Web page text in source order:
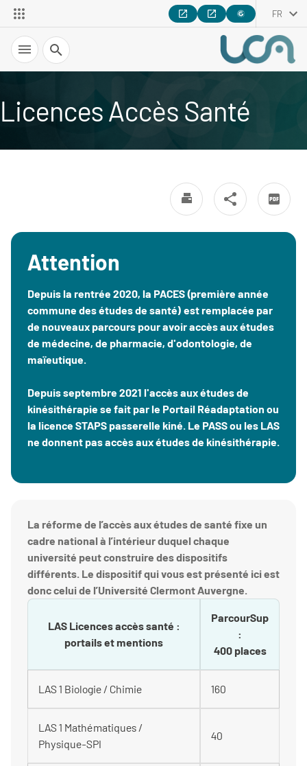
FR
Recherche
Licences Accès Santé
Attention
Depuis la rentrée 2020, la PACES (première année
commune des études de santé) est remplacée par
de nouveaux parcours pour avoir accès aux études
de médecine, de pharmacie, d'odontologie, de
maïeutique.
Depuis septembre 2021 l'accès aux études de
kinésithérapie se fait par le Portail Réadaptation ou
la licence STAPS passerelle kiné. Le PASS ou les LAS
ne donnent pas accès aux études de kinésithérapie.
La réforme de l’accès aux études de santé fixe un
cadre national à l’intérieur duquel chaque
université peut construire des dispositifs
différents. Le dispositif qui vous est présenté ici est
donc celui de l’Université Clermont Auvergne.
LAS Licences accès santé :
portails et mentions
ParcourSup
:
400 places
LAS 1 Biologie / Chimie 160
LAS 1 Mathématiques /
Physique-SPI
40